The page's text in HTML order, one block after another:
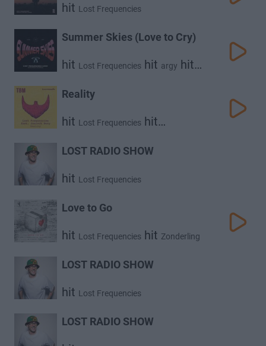
hit Lost Frequencies
Summer Skies (Love to Cry)
hit Lost Frequencies hit argy hit
Reality
hit Lost Frequencies hit
LOST RADIO SHOW
hit Lost Frequencies
Love to Go
hit Lost Frequencies hit Zonderling
LOST RADIO SHOW
hit Lost Frequencies
LOST RADIO SHOW